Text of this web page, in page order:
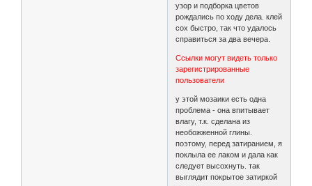
узор и подборка цветов
рождались по ходу дела. клей
сох быстро, так что удалось
справиться за два вечера.
Ссылки могут видеть только
зарегистрированные
пользователи
у этой мозаики есть одна
проблема - она впитывает
влагу, т.к. сделана из
необожженной глины.
поэтому, перед затиранием, я
поклыла ее лаком и дала как
следует высохнуть. так
выглядит покрытое затиркой